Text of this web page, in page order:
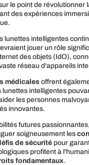
le point de révolutionner
des expériences
lunettes intelligentes
jouer un rôle
des objets (IdO),
réseau d'appareils
médicalesoffrent
lunettes intelligentes
les personnes
innovantes.
futures
soigneusement les
de sécuritépour
profitent à
fondamentaux.